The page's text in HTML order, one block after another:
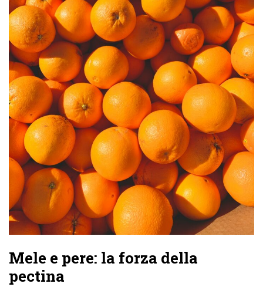
Mele e pere: la forza della
pectina